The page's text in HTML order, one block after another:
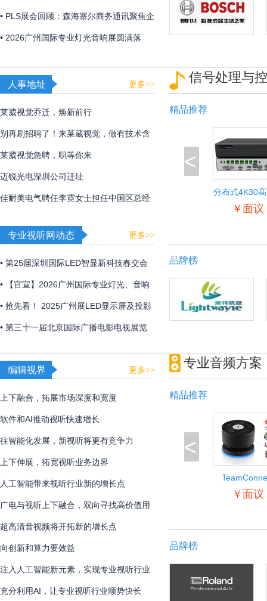
「视觉魔盒2026——光遇非遗」，带来非
遗文化与光影艺术的碰撞！
• PLS展会回顾：森海塞尔商务通讯聚焦企
业及教育解决方案
• 2026广州国际专业灯光音响展圆满落
核实力诠释极致声境
人事地址 更多>>
莱葳视觉乔迁，焕新前行
别再刷招聘了！来莱葳视觉，做有技术含
量的事
莱葳视觉急聘，职等你来
迈锐光电深圳公司迁址
佳耐美电气聘任李霓女士担任中国区总经
专业视听网动态 更多>>
• 第25届深圳国际LED智显新科技春交会
2026年初召开
• 【官宣】2026广州国际专业灯光、音响
展全新展区规划首发 ，全球招展正式启
动！
• 抢先看！ 2025广州展LED显示屏及投影
产品企业展品合集
• 第三十一届北京国际广播电影电视展览
信号处理与
精品推荐
<
分布式4K30
￥面议
品牌榜
编辑视界 更多>>
上下融合，拓展市场深度和宽度
软件和AI推动视听快速增长
往智能化发展，新视听将更有竞争力
上下伸展，拓宽视听业务边界
人工智能带来视听行业新的增长点
广电与视听上下融合，双向寻找高价值用
户
超高清音视频将开拓新的增长点
向创新和算力要效益
注入人工智能新元素，实现专业视听行业
创新
充分利用AI，让专业视听行业顺势快长
专业音频方案
精品推荐
<
￥面议
品牌榜